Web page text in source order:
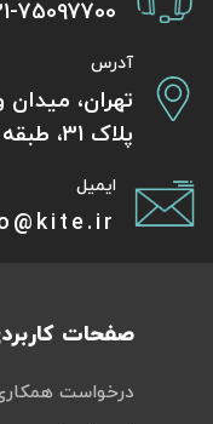
75097700
آدرس
تهران، میدان
پلاک 31، طبقه همکف
ایمیل
صفحات
درخواست